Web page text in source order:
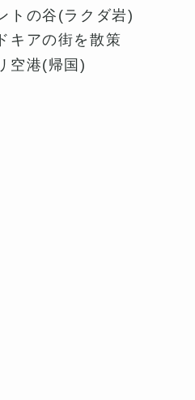
の谷(ラクダ岩)
アの街を散策
空港(帰国)